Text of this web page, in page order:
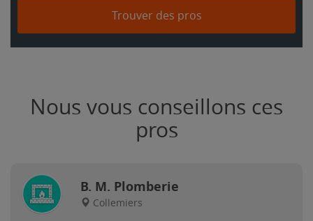
Trouver des pros
Nous vous conseillons ces
pros
B. M. Plomberie
Collemiers